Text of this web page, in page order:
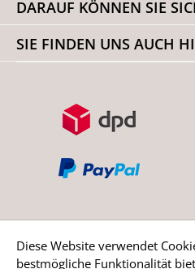
DARAUF KÖNNEN SIE
SIE FINDEN UNS AUCH
Bestellung
Diese Website verwendet
bestmögliche Funktionalität